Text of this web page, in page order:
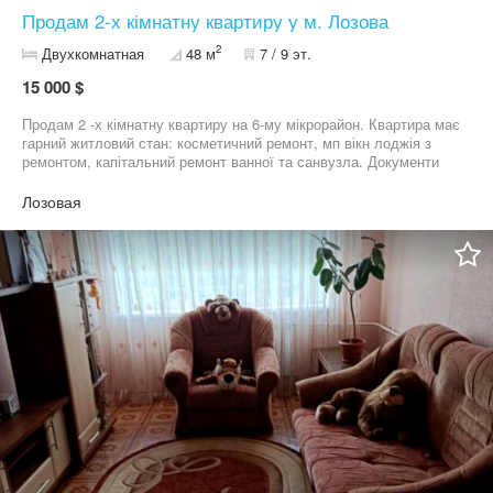
Продам 2-х кімнатну квартиру у м. Лозова
Двухкомнатная 48 м2 7 / 9 эт.
15 000 $
Продам 2 -х кімнатну квартиру на 6-му мікрорайон. Квартира має
гарний житловий стан: косметичний ремонт, мп вікн лоджія з
ремонтом, капітальний ремонт ванної та санвузла. Документи
Лозовая